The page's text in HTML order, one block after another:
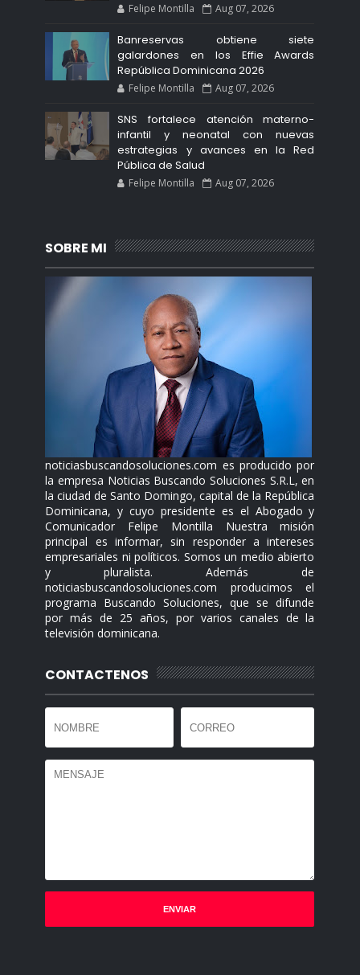
Felipe Montilla Aug 07, 2026
Banreservas obtiene siete
galardones en los Effie Awards
República Dominicana 2026
Felipe Montilla Aug 07, 2026
SNS fortalece atención materno-
infantil y neonatal con nuevas
estrategias y avances en la Red
Pública de Salud
Felipe Montilla Aug 07, 2026
SOBRE MI
noticiasbuscandosoluciones.com es producido por
la empresa Noticias Buscando Soluciones S.R.L, en
la ciudad de Santo Domingo, capital de la República
Dominicana, y cuyo presidente es el Abogado y
Comunicador Felipe Montilla Nuestra misión
principal es informar, sin responder a intereses
empresariales ni políticos. Somos un medio abierto
y pluralista. Además de
noticiasbuscandosoluciones.com producimos el
programa Buscando Soluciones, que se difunde
por más de 25 años, por varios canales de la
televisión dominicana.
CONTACTENOS